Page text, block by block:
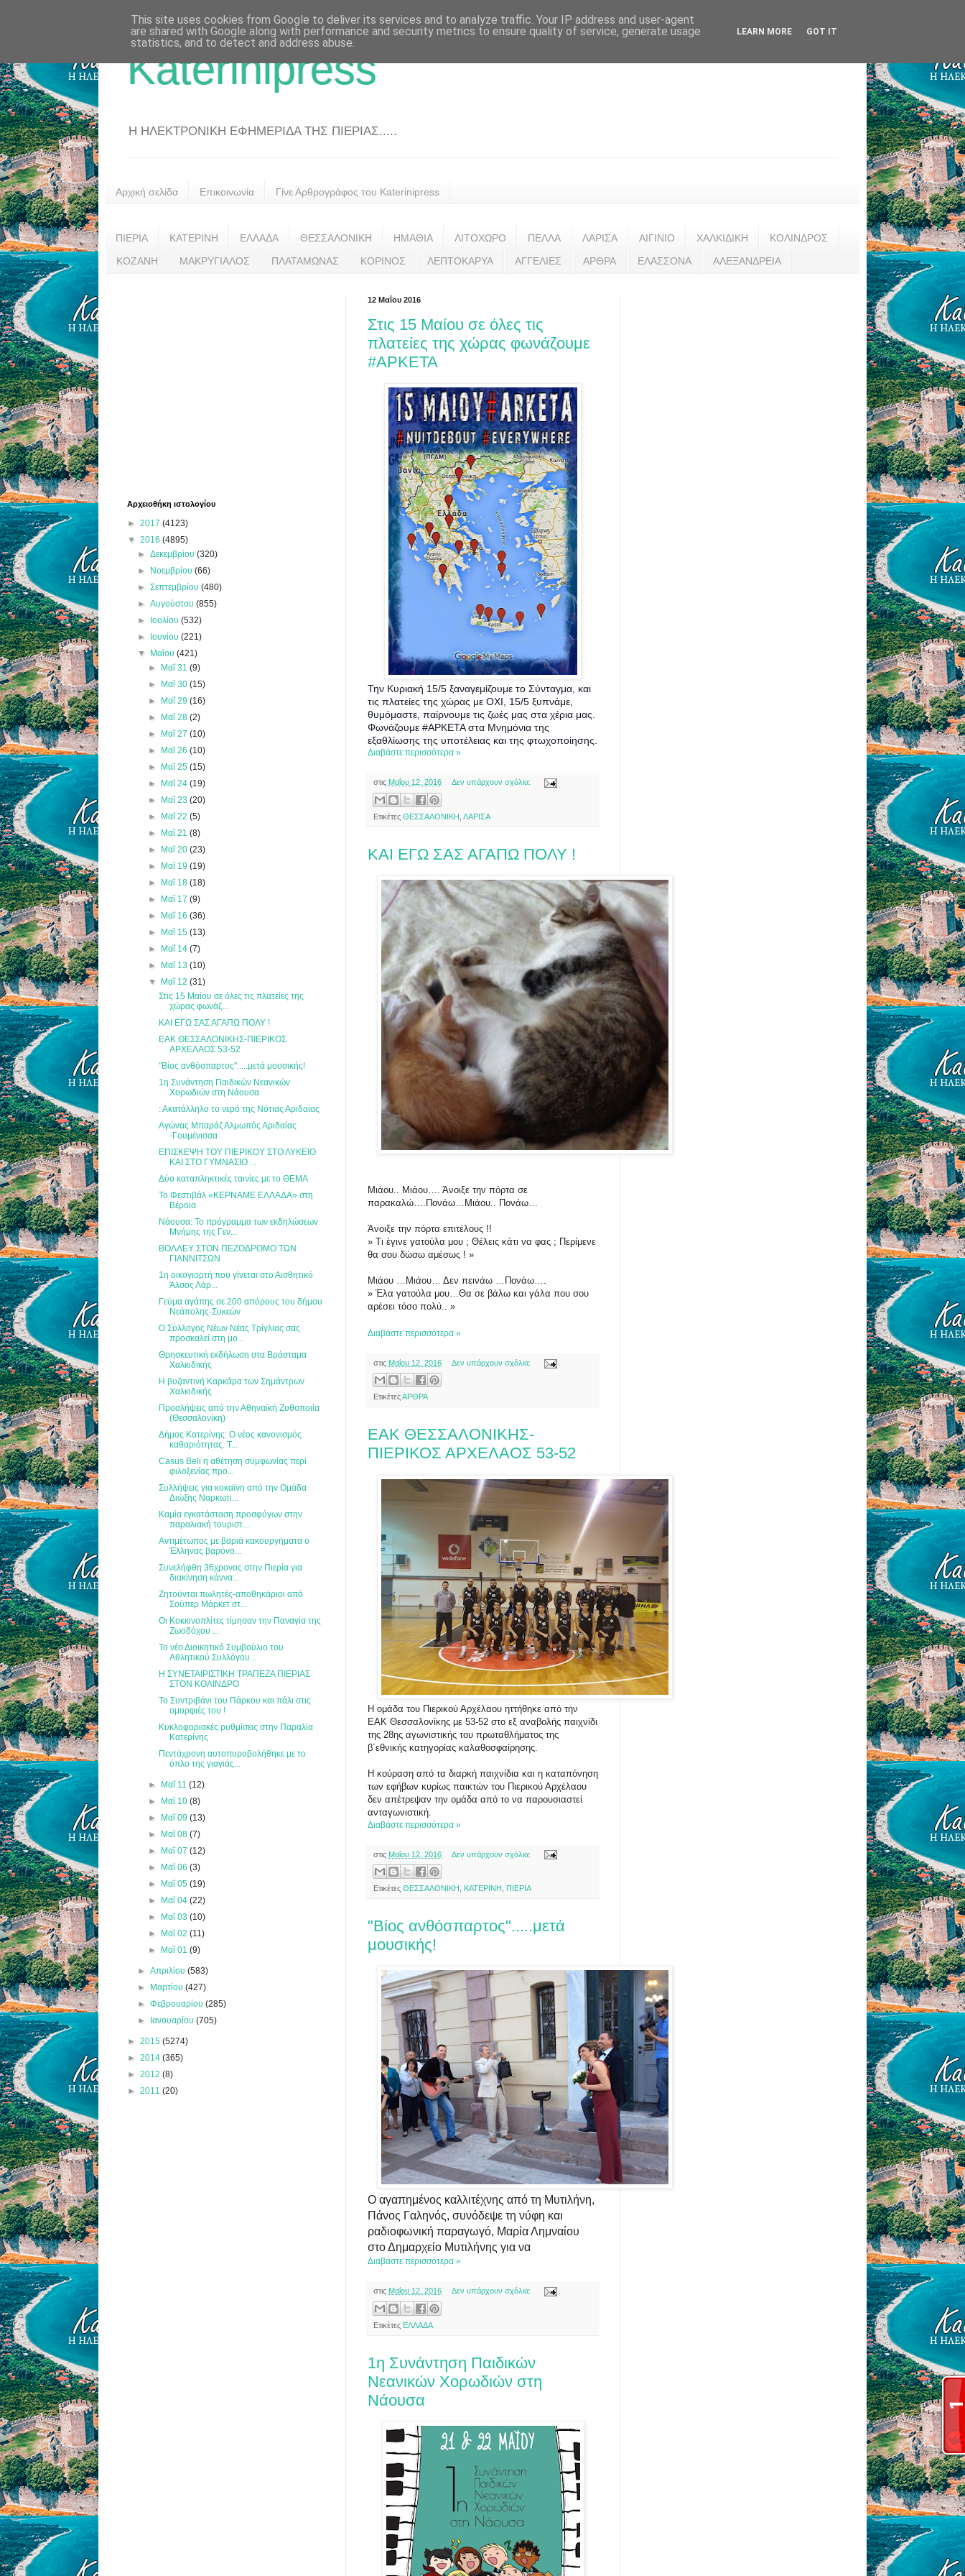
Katerinipress
Η ΗΛΕΚΤΡΟΝΙΚΗ ΕΦΗΜΕΡΙΔΑ ΤΗΣ ΠΙΕΡΙΑΣ.....
Αρχική σελίδα Επικοινωνία Γίνε Αρθρογράφος του Katerinipress
ΠΙΕΡΙΑ ΚΑΤΕΡΙΝΗ ΕΛΛΑΔΑ ΘΕΣΣΑΛΟΝΙΚΗ ΗΜΑΘΙΑ ΛΙΤΟΧΩΡΟ ΠΕΛΛΑ ΛΑΡΙΣΑ ΑΙΓΙΝΙΟ ΧΑΛΚΙΔΙΚΗ ΚΟΛΙΝΔΡΟΣ
ΚΟΖΑΝΗ ΜΑΚΡΥΓΙΑΛΟΣ ΠΛΑΤΑΜΩΝΑΣ ΚΟΡΙΝΟΣ ΛΕΠΤΟΚΑΡΥΑ ΑΓΓΕΛΙΕΣ ΑΡΘΡΑ ΕΛΑΣΣΟΝΑ ΑΛΕΞΑΝΔΡΕΙΑ
12 Μαΐου 2016
Στις 15 Μαίου σε όλες τις
πλατείες της χώρας φωνάζουμε
#ΑΡΚΕΤΑ
Την Κυριακή 15/5 ξαναγεμίζουμε το Σύνταγμα, και
τις πλατείες της χώρας με ΟΧΙ, 15/5 ξυπνάμε,
θυμόμαστε, παίρνουμε τις ζωές μας στα χέρια μας.
Φωνάζουμε #APKETA στα Μνημόνια της
εξαθλίωσης της υποτέλειας και της φτωχοποίησης.
Διαβάστε περισσότερα »
στις Μαΐου 12, 2016 Δεν υπάρχουν σχόλια:
Ετικέτες ΘΕΣΣΑΛΟΝΙΚΗ ΛΑΡΙΣΑ
ΚΑΙ ΕΓΩ ΣΑΣ ΑΓΑΠΩ ΠΟΛΥ !
Μιάου.. Μιάου…. Άνοιξε την πόρτα σε
παρακαλώ….Πονάω…Μιάου.. Πονάω…
Άνοιξε την πόρτα επιτέλους !!
» Τι έγινε γατούλα μου ; Θέλεις κάτι να φας ; Περίμενε
θα σου δώσω αμέσως ! »
Μιάου …Μιάου… Δεν πεινάω …Πονάω….
» Έλα γατούλα μου…Θα σε βάλω και γάλα που σου
αρέσει τόσο πολύ.. »
Διαβάστε περισσότερα »
στις Μαΐου 12, 2016 Δεν υπάρχουν σχόλια:
ΕτικέτεςΑΡΘΡΑ
ΕΑΚ ΘΕΣΣΑΛΟΝΙΚΗΣ-
ΠΙΕΡΙΚΟΣ ΑΡΧΕΛΑΟΣ 53-52
Η ομάδα του Πιερικού Αρχέλαου ηττήθηκε από την
ΕΑΚ Θεσσαλονίκης με 53-52 στο εξ αναβολής παιχνίδι
της 28ης αγωνιστικής του πρωταθλήματος της
β΄εθνικής κατηγορίας καλαθοσφαίρησης.
Η κούραση από τα διαρκή παιχνίδια και η καταπόνηση
των εφήβων κυρίως παικτών του Πιερικού Αρχέλαου
δεν απέτρεψαν την ομάδα από το να παρουσιαστεί
ανταγωνιστική.
Διαβάστε περισσότερα »
στις Μαΐου 12, 2016 Δεν υπάρχουν σχόλια:
Ετικέτες ΘΕΣΣΑΛΟΝΙΚΗ ΚΑΤΕΡΙΝΗ ΠΙΕΡΙΑ
"Βίος ανθόσπαρτος".....μετά
μουσικής!
Ο αγαπημένος καλλιτέχνης από τη Μυτιλήνη,
Πάνος Γαληνός, συνόδεψε τη νύφη και
ραδιοφωνική παραγωγό, Μαρία Λημναίου
στο Δημαρχείο Μυτιλήνης για να
Διαβάστε περισσότερα »
στις Μαΐου 12, 2016 Δεν υπάρχουν σχόλια:
Ετικέτες ΕΛΛΑΔΑ
1η Συνάντηση Παιδικών
Νεανικών Χορωδιών στη
Αρχειοθήκη ιστολογίου
► 2017 (4123)
▼ 2016 (4895)
►Δεκεμβρίου(320)
► Νοεμβρίου(66)
►Σεπτεμβρίου(480)
►Αυγούστου(855)
► Ιουλίου(532)
► Ιουνίου(221)
▼ Μαΐου(421)
► Μαΐ 31 (9)
► Μαΐ 30 (15)
► Μαΐ 29 (16)
► Μαΐ 28 (2)
► Μαΐ 27 (10)
► Μαΐ 26 (10)
► Μαΐ 25 (15)
► Μαΐ 24 (19)
► Μαΐ 23 (20)
► Μαΐ 22 (5)
► Μαΐ 21 (8)
► Μαΐ 20 (23)
► Μαΐ 19 (19)
► Μαΐ 18 (18)
► Μαΐ 17 (9)
► Μαΐ 16 (36)
► Μαΐ 15 (13)
► Μαΐ 14 (7)
► Μαΐ 13 (10)
▼ Μαΐ 12 (31)
Στις 15 Μαίου σε όλες τις πλατείες της
χώρας φωνάζ...
ΚΑΙ ΕΓΩ ΣΑΣ ΑΓΑΠΩ ΠΟΛΥ !
ΕΑΚ ΘΕΣΣΑΛΟΝΙΚΗΣ-ΠΙΕΡΙΚΟΣ
ΑΡΧΕΛΑΟΣ 53-52
"Βίος ανθόσπαρτος".....μετά μουσικής!
1η Συνάντηση Παιδικών Νεανικών
: Ακατάλληλο το νερό της Νότιας Αριδαίας
Αγώνας Μπαράζ Αλμωπός Αριδαίας
-Γουμένισσα
ΕΠΙΣΚΕΨΗ ΤΟΥ ΠΙΕΡΙΚΟΥ ΣΤΟ ΛΥΚΕΙΟ
ΚΑΙ ΣΤΟ ΓΥΜΝΑΣΙΟ ...
Δύο καταπληκτικές ταινίες με το ΘΕΜΑ
Το Φεστιβάλ «ΚΕΡΝΑΜΕ ΕΛΛΑΔΑ» στη
Βέροια
Νάουσα: Το πρόγραμμα των εκδηλώσεων
Μνήμης της Γεν...
ΒΟΛΛΕΥ ΣΤΟΝ ΠΕΖΟΔΡΟΜΟ ΤΩΝ
ΓΙΑΝΝΙΤΣΩΝ
1η οικογιορτή που γίνεται στο Αισθητικό
Άλσος Λάρ...
Γεύμα αγάπης σε 200 απόρους του δήμου
Νεάπολης-Συκεών
Ο Σύλλογος Νέων Νέας Τρίγλιας σας
προσκαλεί στη μο...
Θρησκευτική εκδήλωση στα Βράσταμα
Χαλκιδικής
Η βυζαντινή Καρκάρα των Σημάντρων
Χαλκιδικής
Προσλήψεις από την Αθηναϊκή Ζυθοποιία
(Θεσσαλονίκη)
Δήμος Κατερίνης: Ο νέος κανονισμός
καθαριότητας. Τ...
Casus Beli η αθέτηση συμφωνίας περί
φιλοξενίας προ...
Συλλήψεις για κοκαϊνη από την Ομάδα
Διώξης Ναρκωτι...
Καμία εγκατάσταση προσφύγων στην
παραλιακή τουριστ...
Αντιμέτωπος με βαριά κακουργήματα ο
Έλληνας βαρόνο...
Συνελήφθη 36χρονος στην Πιερία για
διακίνηση κάννα...
Ζητούνται πωλητές-αποθηκάριοι από
Σούπερ Μάρκετ στ...
Οι Κοκκινοπλίτες τίμησαν την Παναγία της
Ζωοδόχου ...
Το νέο Διοικητικό Συμβούλιο του
Αθλητικού Συλλόγου...
Η ΣΥΝΕΤΑΙΡΙΣΤΙΚΗ ΤΡΑΠΕΖΑ ΠΙΕΡΙΑΣ
ΣΤΟΝ ΚΟΛΙΝΔΡΟ
Το Συντριβάνι του Πάρκου και πάλι στις
ομορφιές του !
Κυκλοφοριακές ρυθμίσεις στην Παραλία
Κατερίνης
Πεντάχρονη αυτοπυροβολήθηκε με το
όπλο της γιαγιάς...
► Μαΐ 11 (12)
► Μαΐ 10 (8)
► Μαΐ 09 (13)
► Μαΐ 08 (7)
► Μαΐ 07 (12)
► Μαΐ 06 (3)
► Μαΐ 05 (19)
► Μαΐ 04 (22)
► Μαΐ 03 (10)
► Μαΐ 02 (11)
► Μαΐ 01 (9)
►Απριλίου(583)
► Μαρτίου(427)
►Φεβρουαρίου(285)
► Ιανουαρίου(705)
► 2015 (5274)
► 2014 (365)
► 2012 (8)
► 2011 (20)
This site uses cookies from Google to deliver its services and to analyze traffic. Your IP address and user-agent
are shared with Google along with performance and security metrics to ensure quality of service, generate usage
statistics, and to detect and address abuse.
LEARN MORE GOT IT